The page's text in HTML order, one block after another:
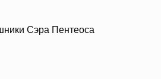
Сэра Пентеоса